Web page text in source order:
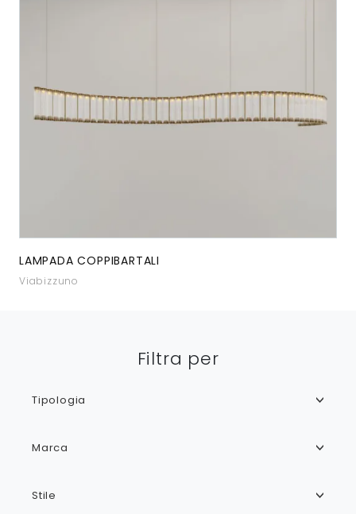
LAMPADA COPPIBARTALI
Viabizzuno
Filtra per
Tipologia
Marca
Stile